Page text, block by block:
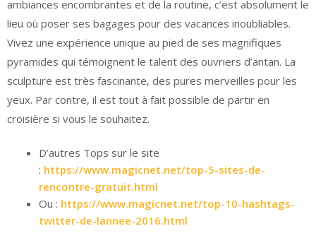
ambiances encombrantes et de la routine, c’est absolument le
lieu où poser ses bagages pour des vacances inoubliables.
Vivez une expérience unique au pied de ses magnifiques
pyramides qui témoignent le talent des ouvriers d’antan. La
sculpture est très fascinante, des pures merveilles pour les
yeux. Par contre, il est tout à fait possible de partir en
croisière si vous le souhaitez.
D’autres Tops sur le site
: https://www.magicnet.net/top-5-sites-de-
rencontre-gratuit.html
Ou : https://www.magicnet.net/top-10-hashtags-
twitter-de-lannee-2016.html